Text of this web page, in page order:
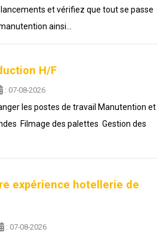
et vérifiez que tout se passe
ainsi...
H/F
: 07-08-2026
les postes de travail Manutention et
Filmage des palettes Gestion des
expérience hotellerie de
: 07-08-2026